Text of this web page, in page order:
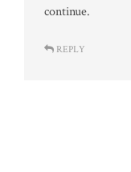
continue.
REPLY